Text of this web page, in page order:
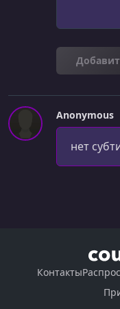
Anonymous
нет
Контакты